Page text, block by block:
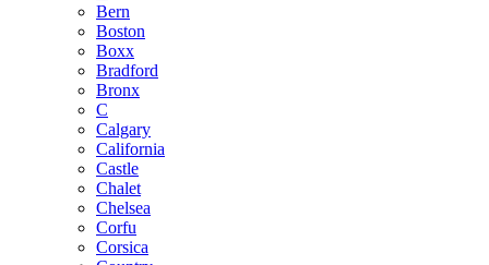
Bern
Boston
Boxx
Bradford
Bronx
C
Calgary
California
Castle
Chalet
Chelsea
Corfu
Corsica